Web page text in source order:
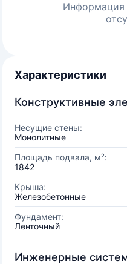
Информация
Характеристики
Конструктивные
Несущие стены:
Монолитные
Площадь подвала, м²:
1842
Крыша:
Железобетонные
Фундамент:
Ленточный
Инженерные